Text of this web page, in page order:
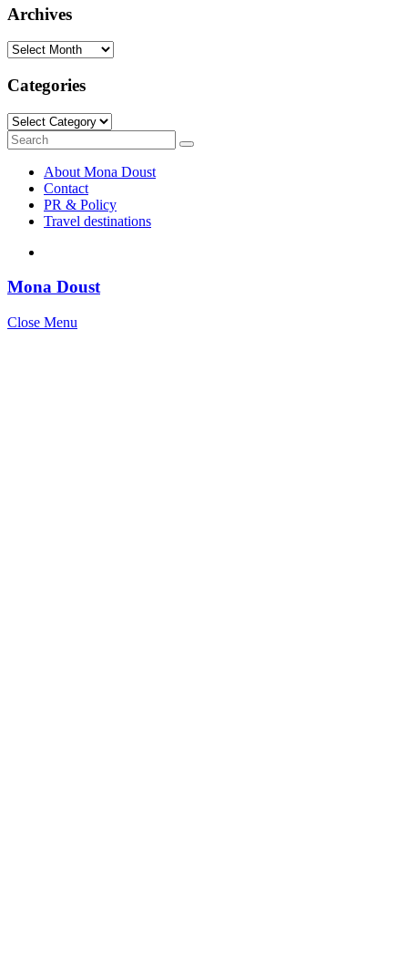
Archives
Archives
Categories
Categories
Search
for:
Search
About Mona Doust
Contact
PR & Policy
Travel destinations
Mona Doust
Close Menu